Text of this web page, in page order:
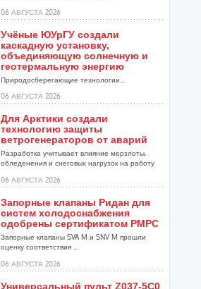
06 АВГУСТА 2026
Учёные ЮУрГУ создали
каскадную установку,
объединяющую солнечную и
геотермальную энергию
Природосберегающие технологии...
06 АВГУСТА 2026
Для Арктики создали
технологию защиты
ветрогенераторов от аварий
Разработка учитывает влияние мерзлоты,
обледенения и снеговых нагрузок на работу
06 АВГУСТА 2026
Запорные клапаны Ридан для
систем холодоснабжения
одобрены сертификатом РМРС
Запорные клапаны SVA M и SNV M прошли
оценку соответствия ...
06 АВГУСТА 2026
Универсальный пульт Z037-5C0